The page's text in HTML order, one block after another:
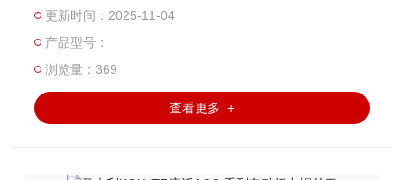
4个！）。 直观的触摸屏界面提供即时扭矩数据和实时扭矩
图可视化，而实时PC连接通过我们的K-TorqueAnalyzer伴侣
软件增强测试能力，进行深入的关节分析、工具校准和扭矩
研究。
更新时间：2025-11-04
产品型号：
浏览量：369
查看更多 +